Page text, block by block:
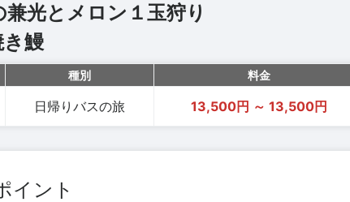
光とメロン１玉狩り
鰻
種別 料金
日帰りバスの旅 13,500円 ～ 13,500円
イント